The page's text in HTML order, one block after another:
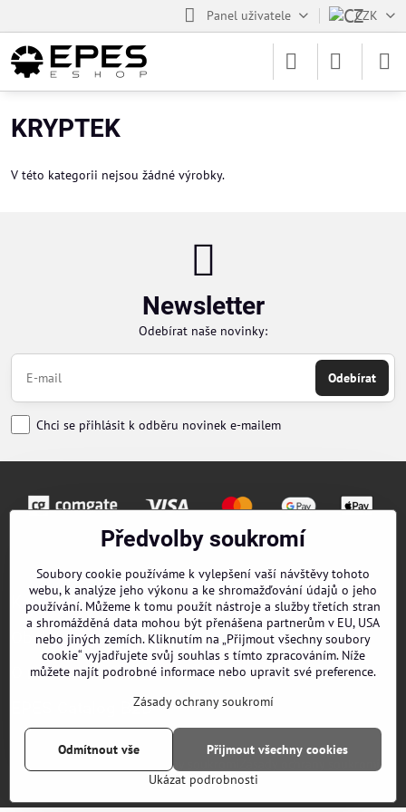
Panel uživatele CZK
KRYPTEK
V této kategorii nejsou žádné výrobky.
Newsletter
Odebírat naše novinky:
Odebírat
Chci se přihlásit k odběru novinek e-mailem
Kontakty
Obchodní podmínky
O nás
EPES Catalog B2B
© Předvolby soukromí
Vytvořeno systémem:ByznysWeb.cz
Předvolby soukromí
Soubory cookie používáme k vylepšení vaší návštěvy tohoto
webu, k analýze jeho výkonu a ke shromažďování údajů o jeho
používání. Můžeme k tomu použít nástroje a služby třetích stran
a shromážděná data mohou být přenášena partnerům v EU, USA
nebo jiných zemích. Kliknutím na „Přijmout všechny soubory
cookie“ vyjadřujete svůj souhlas s tímto zpracováním. Níže
můžete najít podrobné informace nebo upravit své preference.
Zásady ochrany soukromí
Ukázat podrobnosti
Přijmout všechny cookies
Odmítnout vše